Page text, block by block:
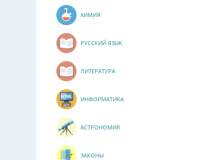
ХИМИЯ
РУССКИЙ ЯЗЫК
ЛИТЕРАТУРА
ИНФОРМАТИКА
АСТРОНОМИЯ
ЗАКОНЫ